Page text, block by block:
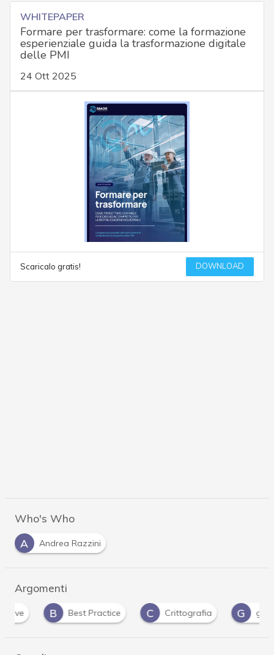
WHITEPAPER
Formare per trasformare: come la formazione
esperienziale guida la trasformazione digitale
delle PMI
24 Ott 2025
Scaricalo gratis! DOWNLOAD
Who's Who
A
Andrea Razzini
Argomenti
B
Best Practice C Crittografia G guida